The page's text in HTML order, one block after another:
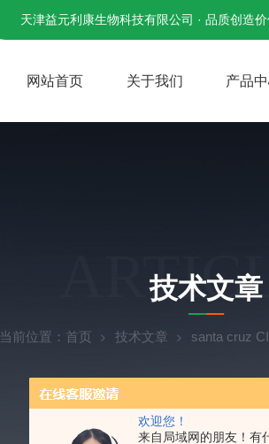
欢迎您！
来自局域网的朋友！有
天津益元利康生物科技有限公司 · 品质创造价
网站首页 关于我们 产品
技术文章
当前位置： 首页 技术文章 santa cruz